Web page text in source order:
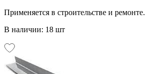
Применяется в строительстве и ремонте.
В наличии: 18 шт